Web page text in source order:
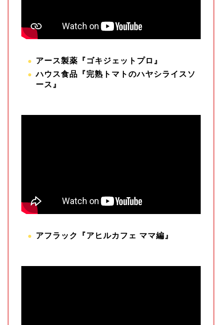
アース製薬『ゴキジェットプロ』
ハウス食品『完熟トマトのハヤシライスソ
ース』
アフラック『アヒルカフェ ママ編』